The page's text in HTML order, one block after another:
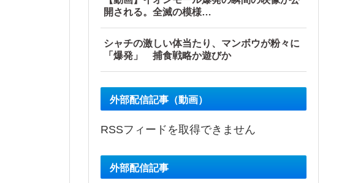
開される。全滅の模様…
シャチの激しい体当たり、マンボウが粉々に
「爆発」 捕食戦略か遊びか
外部配信記事（動画）
RSSフィードを取得できません
外部配信記事